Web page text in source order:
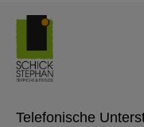
Telefonische